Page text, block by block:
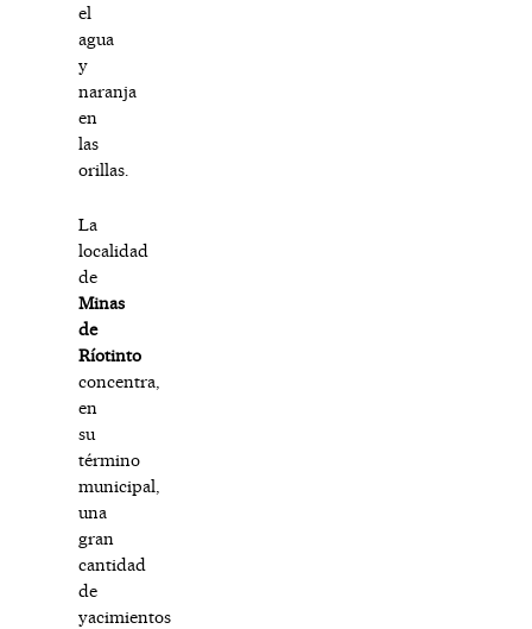
el
agua
y
naranja
en
las
orillas.
La
localidad
de
Minas
de
Ríotinto
concentra,
en
su
término
municipal,
una
gran
cantidad
de
yacimientos